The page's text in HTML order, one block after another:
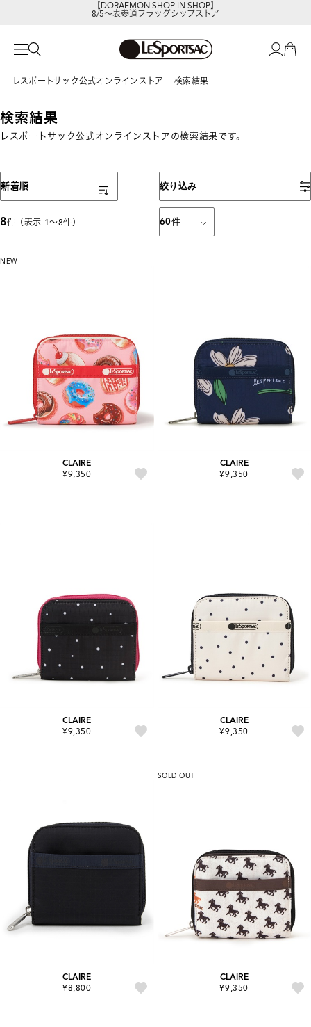
8/5～表参道フラッグシップストア
レスポートサック公式オンラインストア 検索結果
検索結果
レスポートサック公式オンラインストアの検索結果です。
絞り込み
8件（表示 1〜8件） 60件
表示順
新着順
NEW
CLAIRE
¥9,350
CLAIRE
¥9,350
CLAIRE
¥9,350
CLAIRE
¥9,350
CLAIRE
¥8,800
SOLD OUT
CLAIRE
¥9,350